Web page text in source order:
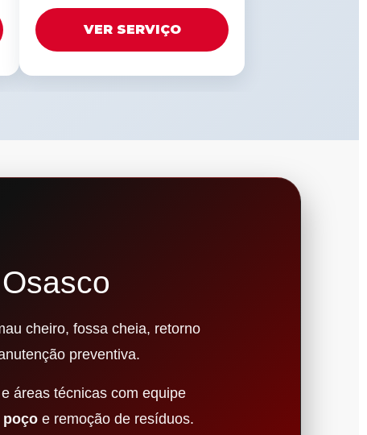
VER SERVIÇO
cheiro, fossa cheia, retorno
preventiva.
áreas técnicas com equipe
poçoe remoção de resíduos.